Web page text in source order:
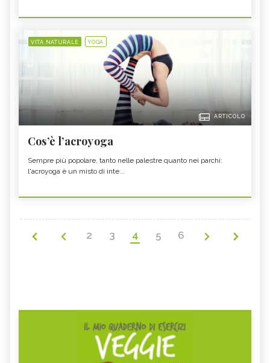
VITA NATURALE YOGA
ARTICOLO
Cos’è l’acroyoga
Sempre più popolare, tanto nelle palestre quanto nei parchi:
l'acroyoga è un misto di inte...
2 3 4 5 6